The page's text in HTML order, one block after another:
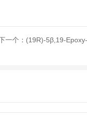
一个： (19R)-5β,19-